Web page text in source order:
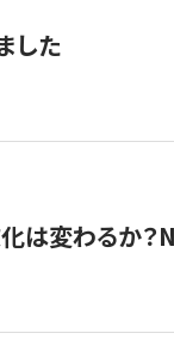
した
変わるか？